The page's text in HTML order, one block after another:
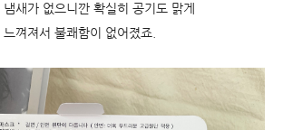
냄새가 없으니깐 확실히 공기도 맑게
느껴져서 불쾌함이 없어졌죠.